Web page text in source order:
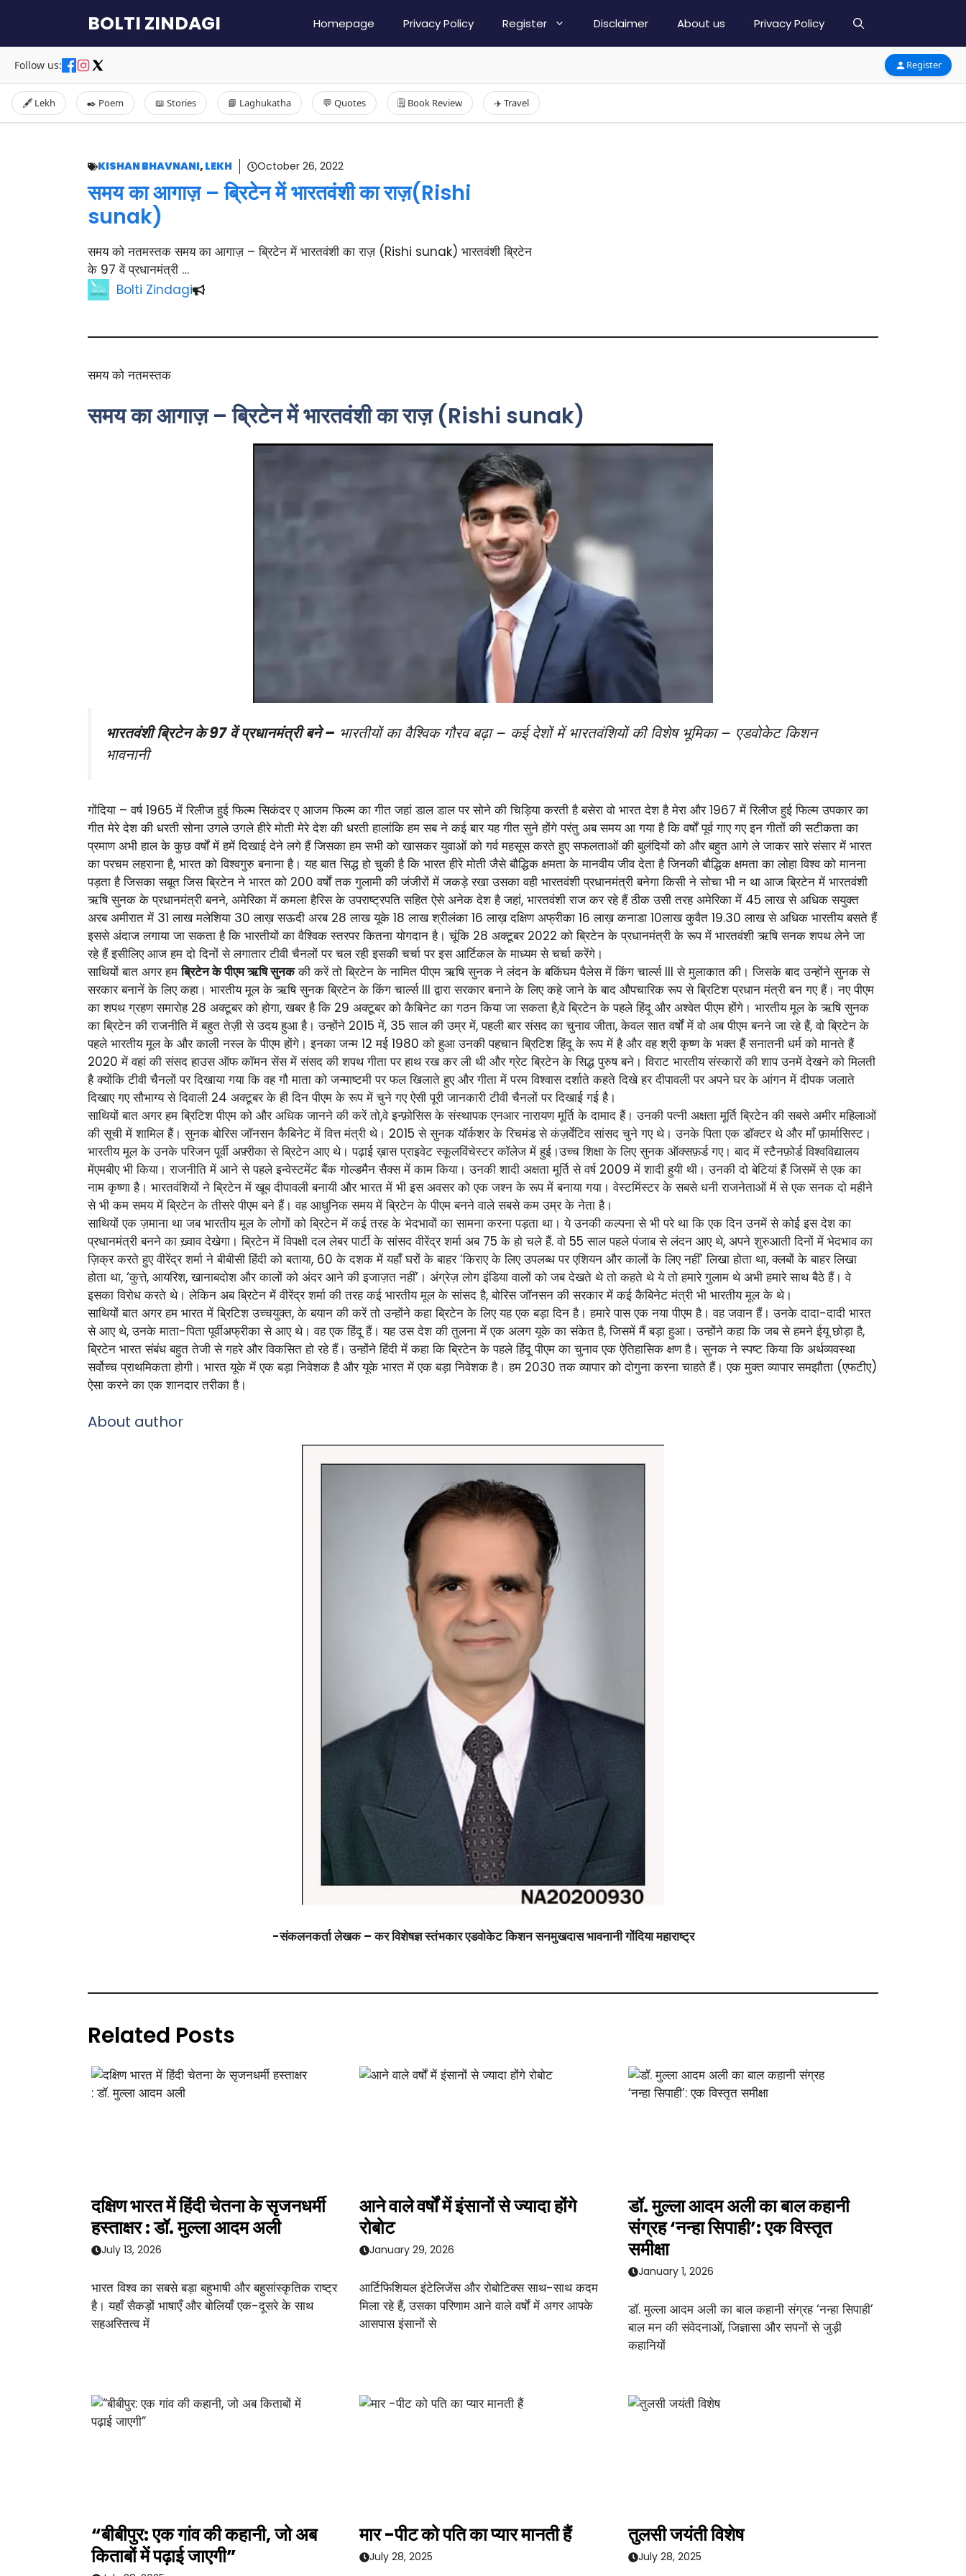
content
BOLTI ZINDAGI Homepage Privacy Policy Register Disclaimer About us Privacy Policy
Follow us: Register
🖋️ Lekh ✒️ Poem 📖 Stories 📘 Laghukatha 💬 Quotes 🗒️ Book Review ✈️ Travel
KISHAN BHAVNANI, LEKH October 26, 2022
समय का आगाज़ – ब्रिटेन में भारतवंशी का राज़(Rishi
sunak)
समय को नतमस्तक समय का आगाज़ – ब्रिटेन में भारतवंशी का राज़ (Rishi sunak) भारतवंशी ब्रिटेन
के 97 वें प्रधानमंत्री …
Bolti Zindagi
समय को नतमस्तक
समय का आगाज़ – ब्रिटेन में भारतवंशी का राज़ (Rishi sunak)
भारतवंशी ब्रिटेन के 97 वें प्रधानमंत्री बने – भारतीयों का वैश्विक गौरव बढ़ा – कई देशों में भारतवंशियों की विशेष भूमिका – एडवोकेट किशन
भावनानी
गोंदिया – वर्ष 1965 में रिलीज हुई फिल्म सिकंदर ए आजम फिल्म का गीत जहां डाल डाल पर सोने की चिड़िया करती है बसेरा वो भारत देश है मेरा और 1967 में रिलीज हुई फिल्म उपकार का
गीत मेरे देश की धरती सोना उगले उगले हीरे मोती मेरे देश की धरती हालांकि हम सब ने कई बार यह गीत सुने होंगे परंतु अब समय आ गया है कि वर्षों पूर्व गाए गए इन गीतों की सटीकता का
प्रमाण अभी हाल के कुछ वर्षों में हमें दिखाई देने लगे हैं जिसका हम सभी को खासकर युवाओं को गर्व महसूस करते हुए सफलताओं की बुलंदियों को और बहुत आगे ले जाकर सारे संसार में भारत
का परचम लहराना है, भारत को विश्वगुरु बनाना है। यह बात सिद्ध हो चुकी है कि भारत हीरे मोती जैसे बौद्धिक क्षमता के मानवीय जीव देता है जिनकी बौद्धिक क्षमता का लोहा विश्व को मानना
पड़ता है जिसका सबूत जिस ब्रिटेन ने भारत को 200 वर्षों तक गुलामी की जंजीरों में जकड़े रखा उसका वही भारतवंशी प्रधानमंत्री बनेगा किसी ने सोचा भी न था आज ब्रिटेन में भारतवंशी
ऋषि सुनक के प्रधानमंत्री बनने, अमेरिका में कमला हैरिस के उपराष्ट्रपति सहित ऐसे अनेक देश है जहां, भारतवंशी राज कर रहे हैं ठीक उसी तरह अमेरिका में 45 लाख से अधिक सयुक्त
अरब अमीरात में 31 लाख मलेशिया 30 लाख़ सऊदी अरब 28 लाख यूके 18 लाख श्रीलंका 16 लाख़ दक्षिण अफ्रीका 16 लाख़ कनाडा 10लाख कुवैत 19.30 लाख से अधिक भारतीय बसते हैं
इससे अंदाज लगाया जा सकता है कि भारतीयों का वैश्विक स्तरपर कितना योगदान है। चूंकि 28 अक्टूबर 2022 को ब्रिटेन के प्रधानमंत्री के रूप में भारतवंशी ऋषि सनक शपथ लेने जा
रहे हैं इसीलिए आज हम दो दिनों से लगातार टीवी चैनलों पर चल रही इसकी चर्चा पर इस आर्टिकल के माध्यम से चर्चा करेंगे।
साथियों बात अगर हमब्रिटेन के पीएम ऋषि सुनककी करें तो ब्रिटेन के नामित पीएम ऋषि सुनक ने लंदन के बकिंघम पैलेस में किंग चार्ल्स III से मुलाकात की। जिसके बाद उन्होंने सुनक से
सरकार बनानें के लिए कहा। भारतीय मूल के ऋषि सुनक ब्रिटेन के किंग चार्ल्स III द्वारा सरकार बनाने के लिए कहे जाने के बाद औपचारिक रूप से ब्रिटिश प्रधान मंत्री बन गए हैं। नए पीएम
का शपथ ग्रहण समारोह 28 अक्टूबर को होगा, खबर है कि 29 अक्टूबर को कैबिनेट का गठन किया जा सकता है,वे ब्रिटेन के पहले हिंदू और अश्वेत पीएम होंगे। भारतीय मूल के ऋषि सुनक
का ब्रिटेन की राजनीति में बहुत तेज़ी से उदय हुआ है। उन्होंने 2015 में, 35 साल की उम्र में, पहली बार संसद का चुनाव जीता, केवल सात वर्षों में वो अब पीएम बनने जा रहे हैं, वो ब्रिटेन के
पहले भारतीय मूल के और काली नस्ल के पीएम होंगे। इनका जन्म 12 मई 1980 को हुआ उनकी पहचान ब्रिटिश हिंदू के रूप में है और वह श्री कृष्ण के भक्त हैं सनातनी धर्म को मानते हैं
2020 में वहां की संसद हाउस ऑफ कॉमन सेंस में संसद की शपथ गीता पर हाथ रख कर ली थी और ग्रेट ब्रिटेन के सिद्ध पुरुष बने। विराट भारतीय संस्कारों की शाप उनमें देखने को मिलती
है क्योंकि टीवी चैनलों पर दिखाया गया कि वह गौ माता को जन्माष्टमी पर फल खिलाते हुए और गीता में परम विश्वास दर्शाते कहते दिखे हर दीपावली पर अपने घर के आंगन में दीपक जलाते
दिखाए गए सौभाग्य से दिवाली 24 अक्टूबर के ही दिन पीएम के रूप में चुने गए ऐसी पूरी जानकारी टीवी चैनलों पर दिखाई गई है।
साथियों बात अगर हम ब्रिटिश पीएम को और अधिक जानने की करें तो,वे इन्फ़ोसिस के संस्थापक एनआर नारायण मूर्ति के दामाद हैं। उनकी पत्नी अक्षता मूर्ति ब्रिटेन की सबसे अमीर महिलाओं
की सूची में शामिल हैं। सुनक बोरिस जॉनसन कैबिनेट में वित्त मंत्री थे। 2015 से सुनक यॉर्कशर के रिचमंड से कंज़र्वेटिव सांसद चुने गए थे। उनके पिता एक डॉक्टर थे और माँ फ़ार्मासिस्ट।
भारतीय मूल के उनके परिजन पूर्वी अफ़्रीका से ब्रिटेन आए थे। पढ़ाई ख़ास प्राइवेट स्कूलविंचेस्टर कॉलेज में हुई।उच्च शिक्षा के लिए सुनक ऑक्सफ़र्ड गए। बाद में स्टैनफ़ोर्ड विश्वविद्यालय
मेंएमबीए भी किया। राजनीति में आने से पहले इन्वेस्टमेंट बैंक गोल्डमैन सैक्स में काम किया। उनकी शादी अक्षता मूर्ति से वर्ष 2009 में शादी हुयी थी। उनकी दो बेटियां हैं जिसमें से एक का
नाम कृष्णा है। भारतवंशियों ने ब्रिटेन में खूब दीपावली बनायी और भारत में भी इस अवसर को एक जश्न के रूप में बनाया गया। वेस्टमिंस्टर के सबसे धनी राजनेताओं में से एक सनक दो महीने
से भी कम समय में ब्रिटेन के तीसरे पीएम बने हैं। वह आधुनिक समय में ब्रिटेन के पीएम बनने वाले सबसे कम उम्र के नेता है।
साथियों एक ज़माना था जब भारतीय मूल के लोगों को ब्रिटेन में कई तरह के भेदभावों का सामना करना पड़ता था। ये उनकी कल्पना से भी परे था कि एक दिन उनमें से कोई इस देश का
प्रधानमंत्री बनने का ख़्वाव देखेगा। ब्रिटेन में विपक्षी दल लेबर पार्टी के सांसद वीरेंद्र शर्मा अब 75 के हो चले हैं. वो 55 साल पहले पंजाब से लंदन आए थे, अपने शुरुआती दिनों में भेदभाव का
ज़िक्र करते हुए वीरेंद्र शर्मा ने बीबीसी हिंदी को बताया, 60 के दशक में यहाँ घरों के बाहर ‘किराए के लिए उपलब्ध पर एशियन और कालों के लिए नहीं’ लिखा होता था, क्लबों के बाहर लिखा
होता था, ‘कुत्ते, आयरिश, खानाबदोश और कालों को अंदर आने की इजाज़त नहीं’। अंग्रेज़ लोग इंडिया वालों को जब देखते थे तो कहते थे ये तो हमारे गुलाम थे अभी हमारे साथ बैठे हैं। वे
इसका विरोध करते थे। लेकिन अब ब्रिटेन में वीरेंद्र शर्मा की तरह कई भारतीय मूल के सांसद है, बोरिस जॉनसन की सरकार में कई कैबिनेट मंत्री भी भारतीय मूल के थे।
साथियों बात अगर हम भारत में ब्रिटिश उच्चयुक्त, के बयान की करें तो उन्होंने कहा ब्रिटेन के लिए यह एक बड़ा दिन है। हमारे पास एक नया पीएम है। वह जवान हैं। उनके दादा-दादी भारत
से आए थे, उनके माता-पिता पूर्वीअफ्रीका से आए थे। वह एक हिंदू हैं। यह उस देश की तुलना में एक अलग यूके का संकेत है, जिसमें मैं बड़ा हुआ। उन्होंने कहा कि जब से हमने ईयू छोड़ा है,
ब्रिटेन भारत संबंध बहुत तेजी से गहरे और विकसित हो रहे हैं। उन्होंने हिंदी में कहा कि ब्रिटेन के पहले हिंदू पीएम का चुनाव एक ऐतिहासिक क्षण है। सुनक ने स्पष्ट किया कि अर्थव्यवस्था
सर्वोच्च प्राथमिकता होगी। भारत यूके में एक बड़ा निवेशक है और यूके भारत में एक बड़ा निवेशक है। हम 2030 तक व्यापार को दोगुना करना चाहते हैं। एक मुक्त व्यापार समझौता (एफटीए)
ऐसा करने का एक शानदार तरीका है।
About author
-संकलनकर्ता लेखक – कर विशेषज्ञ स्तंभकार एडवोकेट किशन सनमुखदास भावनानी गोंदिया महाराष्ट्र
Related Posts
दक्षिण भारत में हिंदी चेतना के सृजनधर्मी
हस्ताक्षर : डॉ. मुल्ला आदम अली
July 13, 2026
भारत विश्व का सबसे बड़ा बहुभाषी और बहुसांस्कृतिक राष्ट्र
है। यहाँ सैकड़ों भाषाएँ और बोलियाँ एक-दूसरे के साथ
सहअस्तित्व में
आने वाले वर्षों में इंसानों से ज्यादा होंगे
रोबोट
January 29, 2026
आर्टिफिशियल इंटेलिजेंस और रोबोटिक्स साथ-साथ कदम
मिला रहे हैं, उसका परिणाम आने वाले वर्षों में अगर आपके
आसपास इंसानों से
डॉ. मुल्ला आदम अली का बाल कहानी
संग्रह ‘नन्हा सिपाही’: एक विस्तृत
समीक्षा
January 1, 2026
डॉ. मुल्ला आदम अली का बाल कहानी संग्रह ‘नन्हा सिपाही’
बाल मन की संवेदनाओं, जिज्ञासा और सपनों से जुड़ी
कहानियों
“बीबीपुर: एक गांव की कहानी, जो अब
किताबों में पढ़ाई जाएगी”
मार -पीट को पति का प्यार मानती हैं
July 28, 2025
तुलसी जयंती विशेष
July 28, 2025